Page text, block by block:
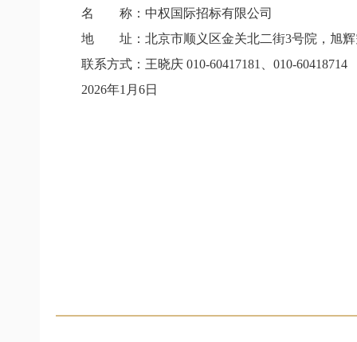
名 称：中权国际招标有限公司
地 址：北京市顺义区金关北二街3号院，旭
联系方式：王晓庆 010-60417181
010-60418714
2026年1 月 6日